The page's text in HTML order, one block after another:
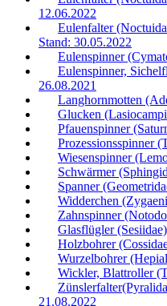
12.06.2022
Eulenfalter
Stand: 30.05.2022
Eulenspinner
Eulenspinner,
26.08.2021
Langhornmotten
Glucken
Pfauenspinner
Prozessionsspinner
Wiesenspinner
Schwärmer
Spanner
Widderchen
Zahnspinner
Glasflügler
Holzbohrer
Wurzelbohrer
Wickler, Blattroller
21.08.2022